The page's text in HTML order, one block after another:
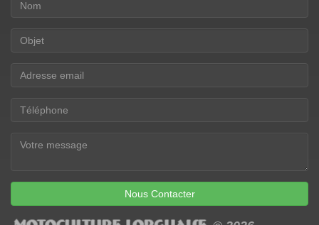
Nous Contacter